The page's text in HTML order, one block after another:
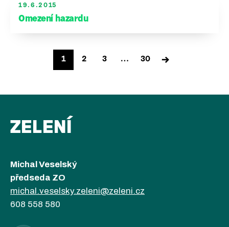
19.6.2015
Omezení hazardu
Stránkování
1 2 3 … 30 →
ZELENÍ
Michal Veselský
předseda ZO
michal.veselsky.zeleni@zeleni.cz
608 558 580